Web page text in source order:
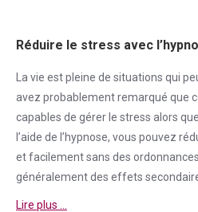
Réduire le stress avec
La vie est pleine de situations qui
avez probablement remarqué que
capables de gérer le stress alors
l’aide de l’hypnose, vous pouvez
et facilement sans des
généralement des effets
Lire plus …